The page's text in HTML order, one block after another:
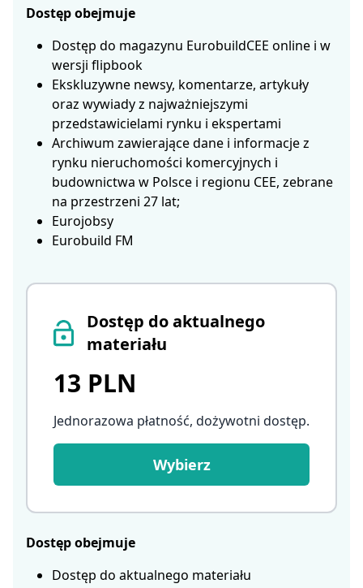
Dostęp do aktualnego
materiału
13 PLN
Jednorazowa płatność, dożywotni dostęp.
Wybierz
Dostęp obejmuje
Dostęp do aktualnego materiału
Dostęp obejmuje
Dostęp do magazynu EurobuildCEE online i w
wersji flipbook
Ekskluzywne newsy, komentarze, artykuły
oraz wywiady z najważniejszymi
przedstawicielami rynku i ekspertami
Archiwum zawierające dane i informacje z
rynku nieruchomości komercyjnych i
budownictwa w Polsce i regionu CEE, zebrane
na przestrzeni 27 lat;
Eurojobsy
Eurobuild FM